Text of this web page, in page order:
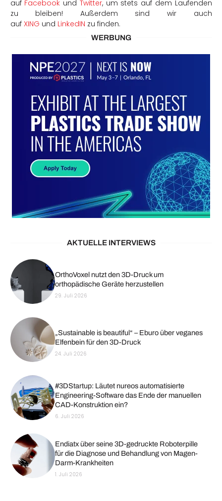
auf Facebook und Twitter, um stets auf dem Laufenden
zu bleiben! Außerdem sind wir auch
auf XING und LinkedIN zu finden.
WERBUNG
AKTUELLE INTERVIEWS
OrthoVoxel nutzt den 3D-Druck um
orthopädische Geräte herzustellen
29. Juli 2026
„Sustainable is beautiful“ – Eburo über veganes
Elfenbein für den 3D-Druck
24. Juli 2026
#3DStartup: Läutet nureos automatisierte
Engineering-Software das Ende der manuellen
CAD-Konstruktion ein?
6. Juli 2026
Endiatx über seine 3D-gedruckte Roboterpille
für die Diagnose und Behandlung von Magen-
Darm-Krankheiten
1. Juli 2026